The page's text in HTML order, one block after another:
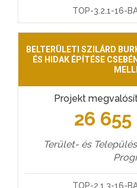
TOP-3.2.1-16-
BELTERÜLETI SZILÁRD
ÉS HIDAK ÉPÍTÉSE
Projekt
26
Terület- és
TOP-2.1.3-16-